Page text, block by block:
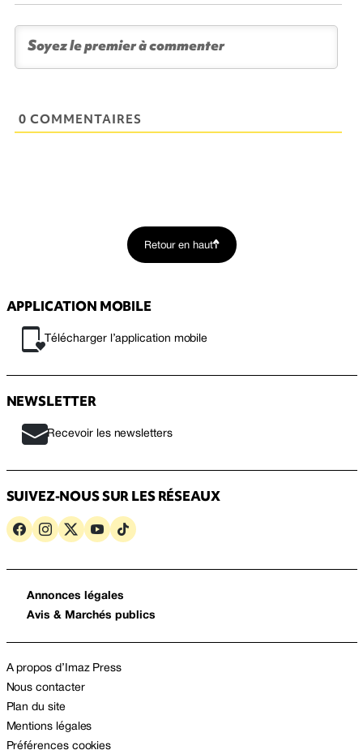
0 COMMENTAIRES
Retour en haut
APPLICATION MOBILE
Télécharger l’application mobile
NEWSLETTER
Recevoir les newsletters
SUIVEZ-NOUS SUR LES RÉSEAUX
Annonces légales
Avis & Marchés publics
A propos d’Imaz Press
Nous contacter
Plan du site
Mentions légales
Préférences cookies